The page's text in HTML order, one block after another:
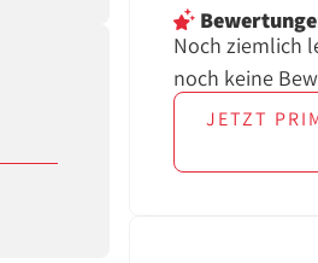
Noch ziemlich
noch keine
JETZT